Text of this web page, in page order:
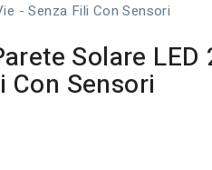
- Senza Fili Con Sensori
Solare LED
Con Sensori